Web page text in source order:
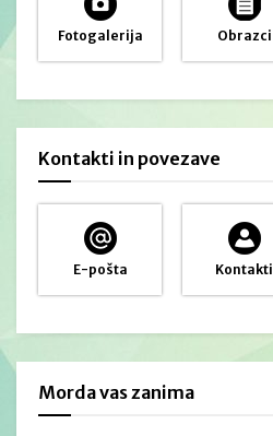
Fotogalerija Obrazci
Kontakti in povezave
E-pošta Kontakti
Morda vas zanima